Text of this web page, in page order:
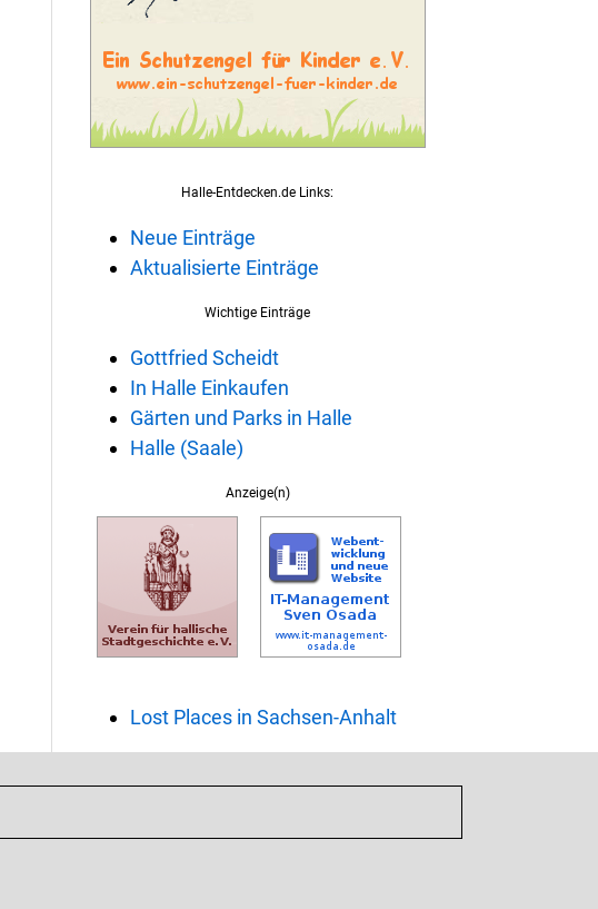
Halle-Entdecken.de Links:
Neue Einträge
Aktualisierte Einträge
Wichtige Einträge
Gottfried Scheidt
In Halle Einkaufen
Gärten und Parks in Halle
Halle (Saale)
Anzeige(n)
Lost Places in Sachsen-Anhalt